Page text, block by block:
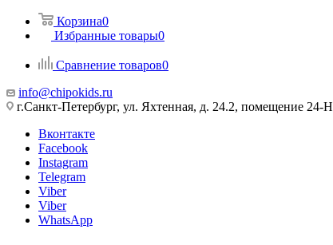
Корзина0
Избранные товары0
Сравнение товаров0
info@chipokids.ru
г.Санкт-Петербург, ул. Яхтенная, д. 24.2, помещение 24-Н
Вконтакте
Facebook
Instagram
Telegram
Viber
Viber
WhatsApp